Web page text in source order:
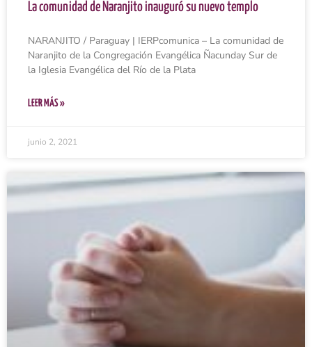
La comunidad de Naranjito inauguró su nuevo templo
NARANJITO / Paraguay | IERPcomunica – La comunidad de
Naranjito de la Congregación Evangélica Ñacunday Sur de
la Iglesia Evangélica del Río de la Plata
LEER MÁS »
junio 2, 2021